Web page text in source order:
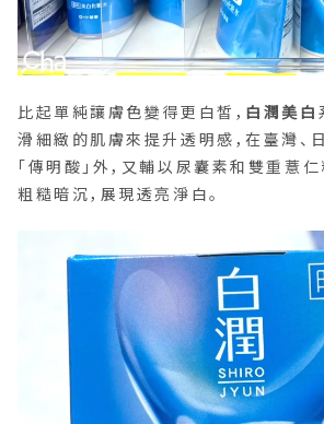
比起單純讓膚色變得更白皙， 白潤美白
滑細緻的肌膚來提升透明感，在臺灣、
「傳明酸」外，又輔以尿囊素和雙重薏
粗糙暗沉，展現透亮淨白。